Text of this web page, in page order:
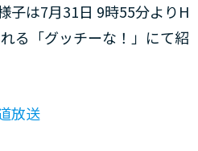
子は7月31日 9時55分よりH
る「グッチーな！」にて紹
放送